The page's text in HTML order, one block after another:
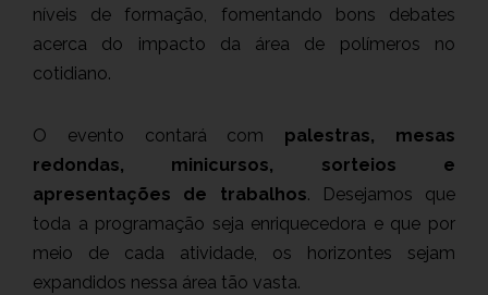
níveis de formação, fomentando bons debates
acerca do impacto da área de polímeros no
cotidiano.
O evento contará com palestras, mesas
redondas, minicursos, sorteios e
apresentações de trabalhos. Desejamos que
toda a programação seja enriquecedora e que por
meio de cada atividade, os horizontes sejam
expandidos nessa área tão vasta.